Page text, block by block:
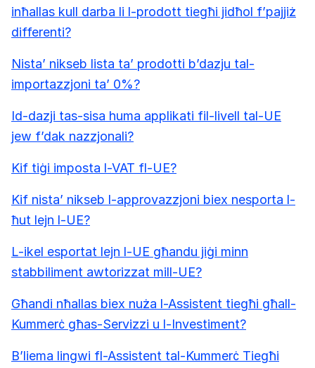
inħallas kull darba li l-prodott tiegħi jidħol f’pajjiż
differenti?
Nista’ nikseb lista ta’ prodotti b’dazju tal-
importazzjoni ta’ 0%?
Id-dazji tas-sisa huma applikati fil-livell tal-UE
jew f’dak nazzjonali?
Kif tiġi imposta l-VAT fl-UE?
Kif nista’ nikseb l-approvazzjoni biex nesporta l-
ħut lejn l-UE?
L-ikel esportat lejn l-UE għandu jiġi minn
stabbiliment awtorizzat mill-UE?
Għandi nħallas biex nuża l-Assistent tiegħi għall-
Kummerċ għas-Servizzi u l-Investiment?
B’liema lingwi fl-Assistent tal-Kummerċ Tiegħi